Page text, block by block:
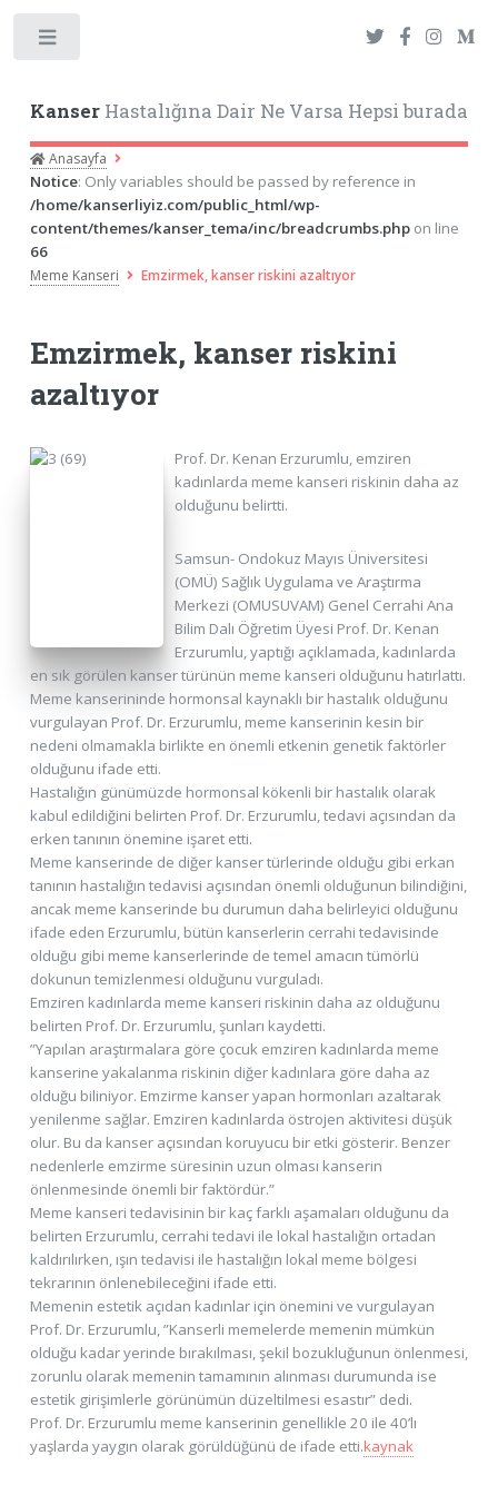
KanserHastalığına Dair Ne Varsa Hepsi burada
Anasayfa
Notice: Only variables should be passed by reference in
/home/kanserliyiz.com/public_html/wp-
content/themes/kanser_tema/inc/breadcrumbs.phpon line
66
Meme Kanseri Emzirmek, kanser riskini azaltıyor
Emzirmek, kanser riskini
azaltıyor
Prof. Dr. Kenan Erzurumlu, emziren
kadınlarda meme kanseri riskinin daha az
olduğunu belirtti.
Samsun- Ondokuz Mayıs Üniversitesi
(OMÜ) Sağlık Uygulama ve Araştırma
Merkezi (OMUSUVAM) Genel Cerrahi Ana
Bilim Dalı Öğretim Üyesi Prof. Dr. Kenan
Erzurumlu, yaptığı açıklamada, kadınlarda
en sık görülen kanser türünün meme kanseri olduğunu hatırlattı.
Meme kanserininde hormonsal kaynaklı bir hastalık olduğunu
vurgulayan Prof. Dr. Erzurumlu, meme kanserinin kesin bir
nedeni olmamakla birlikte en önemli etkenin genetik faktörler
olduğunu ifade etti.
Hastalığın günümüzde hormonsal kökenli bir hastalık olarak
kabul edildiğini belirten Prof. Dr. Erzurumlu, tedavi açısından da
erken tanının önemine işaret etti.
Meme kanserinde de diğer kanser türlerinde olduğu gibi erkan
tanının hastalığın tedavisi açısından önemli olduğunun bilindiğini,
ancak meme kanserinde bu durumun daha belirleyici olduğunu
ifade eden Erzurumlu, bütün kanserlerin cerrahi tedavisinde
olduğu gibi meme kanserlerinde de temel amacın tümörlü
dokunun temizlenmesi olduğunu vurguladı.
Emziren kadınlarda meme kanseri riskinin daha az olduğunu
belirten Prof. Dr. Erzurumlu, şunları kaydetti.
”Yapılan araştırmalara göre çocuk emziren kadınlarda meme
kanserine yakalanma riskinin diğer kadınlara göre daha az
olduğu biliniyor. Emzirme kanser yapan hormonları azaltarak
yenilenme sağlar. Emziren kadınlarda östrojen aktivitesi düşük
olur. Bu da kanser açısından koruyucu bir etki gösterir. Benzer
nedenlerle emzirme süresinin uzun olması kanserin
önlenmesinde önemli bir faktördür.”
Meme kanseri tedavisinin bir kaç farklı aşamaları olduğunu da
belirten Erzurumlu, cerrahi tedavi ile lokal hastalığın ortadan
kaldırılırken, ışın tedavisi ile hastalığın lokal meme bölgesi
tekrarının önlenebileceğini ifade etti.
Memenin estetik açıdan kadınlar için önemini ve vurgulayan
Prof. Dr. Erzurumlu, ”Kanserli memelerde memenin mümkün
olduğu kadar yerinde bırakılması, şekil bozukluğunun önlenmesi,
zorunlu olarak memenin tamamının alınması durumunda ise
estetik girişimlerle görünümün düzeltilmesi esastır” dedi.
Prof. Dr. Erzurumlu meme kanserinin genellikle 20 ile 40’lı
yaşlarda yaygın olarak görüldüğünü de ifade etti.kaynak